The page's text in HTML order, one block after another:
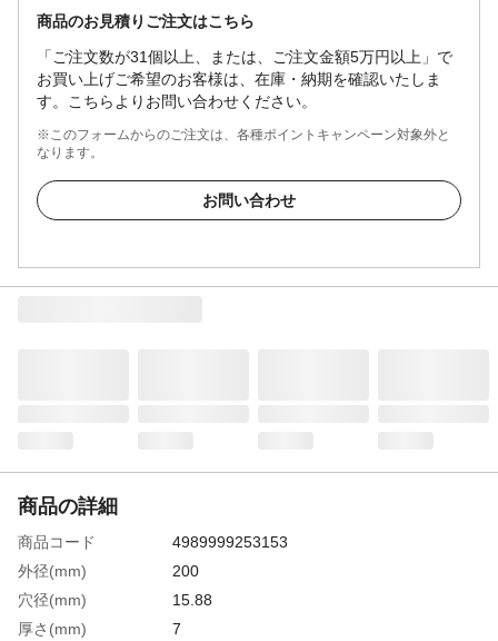
商品のお見積りご注文はこちら
「ご注文数が31個以上、または、ご注文金額5万円以上」で
お買い上げご希望のお客様は、在庫・納期を確認いたしま
す。こちらよりお問い合わせください。
※このフォームからのご注文は、各種ポイントキャンペーン対象外と
なります。
お問い合わせ
商品の詳細
商品コード
4989999253153
外径(mm)
200
穴径(mm)
15.88
厚さ(mm)
7